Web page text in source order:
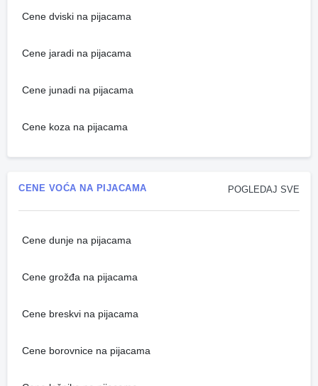
Cene dviski na pijacama
Cene jaradi na pijacama
Cene junadi na pijacama
Cene koza na pijacama
POGLEDAJ SVE
CENE VOĆA NA PIJACAMA
Cene dunje na pijacama
Cene grožđa na pijacama
Cene breskvi na pijacama
Cene borovnice na pijacama